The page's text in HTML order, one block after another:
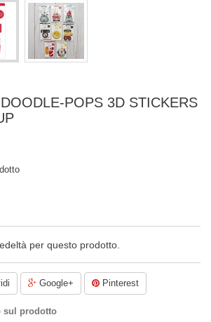
POPS 3D STICKERS
per questo prodotto.
Google+ Pinterest
sul prodotto